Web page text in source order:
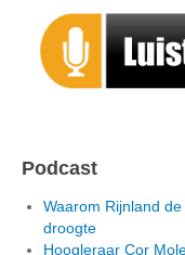
Podcast
Waarom Rijnland
droogte
Hoogleraar Cor